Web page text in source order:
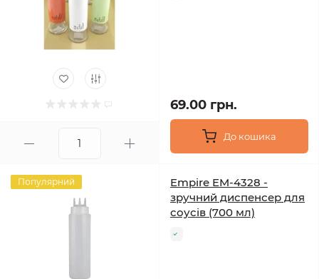
69.00 грн.
До кошика
Популярний
Empire EM-4328 -
зручний диспенсер для
соусів (700 мл)